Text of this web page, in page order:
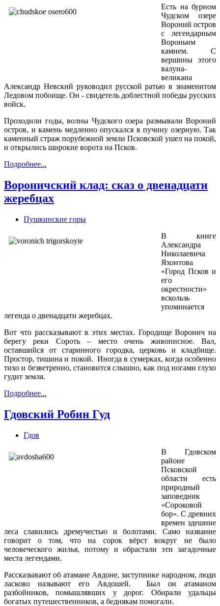
Есть на бурном
Чудском озере
Вороний остров
с легендарным
Вороньим
камнем. С
вершины этого
валуна-
великана
Александр Невский руководил русской ратью в знаменитом
Ледовом побоище. Он - свидетель доблестной победы русских
войск.
Проходили годы, волны Чудского озера размывали Вороний
остров, и камень медленно опускался в пучину озерную. Так
каменный страж порубежной земли Псковской ушел на покой,
и открылись широкие ворота на Псков.
Подробнее...
Вороничский клад: сказ о двенадцати
жеребцах
Пушкинские горы
В книге
Александра
Николаевича
Яхонтова
«Город Псков и
его
окрестности»
вскользь
упоминается
легенда о двенадцати жеребцах.
Вот что рассказывают в этих местах. Городище Воронич на
берегу реки Сороть – место очень живописное. Вал,
оставшийся от старинного городка, церковь и кладбище.
Простор, тишина и покой. Иногда в сумерках, когда особенно
тихо и безветренно, становится слышно, как под ногами глухо
гудит земля.
Подробнее...
Гдовский Робин Гуд
Гдов
В Гдовском
районе
Псковской
области есть
природный
заповедник
«Сороковой
бор». С древних
времен здешние
леса славились дремучестью и болотами. Само название
говорит о том, что на сорок вёрст вокруг не было
человеческого жилья, потому и обрастали эти загадочные
места легендами.
Рассказывают об атамане Авдоне, заступнике народном, люди
ласково называют его Авдошей. Был он атаманом
разбойников, помышлявших у дорог. Обирали удальцы
богатых путешественников, а беднякам помогали.